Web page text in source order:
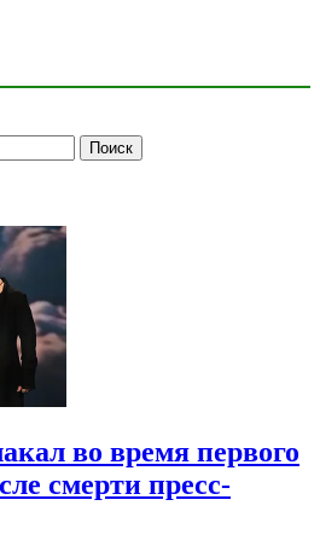
во время первого
смерти пресс-